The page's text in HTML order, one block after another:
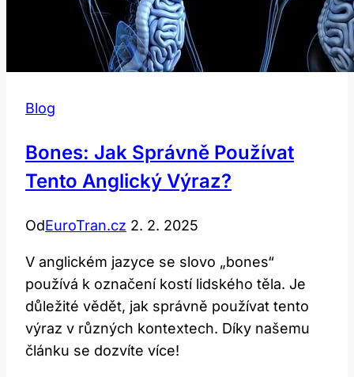
Blog
Bones: Jak Správně Používat
Tento Anglický Výraz?
OdEuroTran.cz 2. 2. 2025
V anglickém jazyce se slovo „bones“
používá k označení kostí lidského těla. Je
důležité vědět, jak správně používat tento
výraz v různých kontextech. Díky našemu
článku se dozvíte více!